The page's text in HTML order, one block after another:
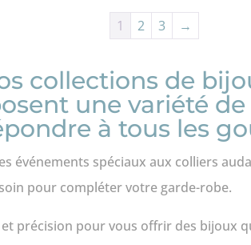
à
47,00€
1 2 3 →
collections de
une variété
à tous les
événements spéciaux aux colliers
pour compléter votre garde-robe.
précision pour vous offrir des bijoux